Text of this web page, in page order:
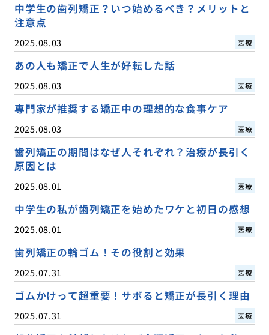
中学生の歯列矯正？いつ始めるべき？メリットと
注意点
2025.08.03 医療
あの人も矯正で人生が好転した話
2025.08.03 医療
専門家が推奨する矯正中の理想的な食事ケア
2025.08.03 医療
歯列矯正の期間はなぜ人それぞれ？治療が長引く
原因とは
2025.08.01 医療
中学生の私が歯列矯正を始めたワケと初日の感想
2025.08.01 医療
歯列矯正の輪ゴム！その役割と効果
2025.07.31 医療
ゴムかけって超重要！サボると矯正が長引く理由
2025.07.31 医療